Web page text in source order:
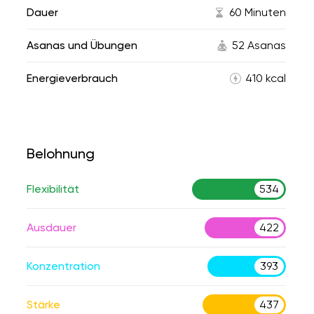
Dauer 60 Minuten
Asanas und Übungen 52 Asanas
Energieverbrauch 410 kcal
Belohnung
Flexibilität 534
Ausdauer 422
Konzentration 393
Stärke 437